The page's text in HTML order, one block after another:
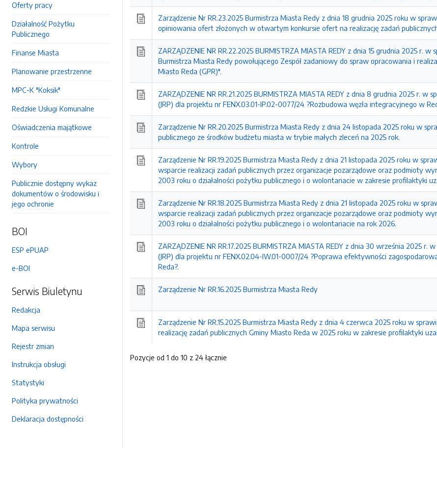
Oferty pracy
Działalność Pożytku
Publicznego
Finanse Miasta
Planowanie przestrzenne
MPC-K "Koksik"
Redzkie Usługi Komunalne
Oświadczenia majątkowe
Kontrole
Wybory
Publicznie dostępny wykaz
dokumentów o środowisku i
jego ochronie
BOI
ESP ePUAP
e-BOI
Serwis Biuletynu
Redakcja
Mapa serwisu
Rejestr zmian
Instrukcja obsługi
Statystyki
Polityka prywatności
Deklaracja dostępności
Zarządzenie Nr RR.23.2025 Burmistrza Miasta Redy z dnia 18 grudnia 2025 roku w
opiniowania ofert złożonych w otwartym konkursie ofert na realizację zadań
ZARZĄDZENIE NR RR.22.2025 BURMISTRZA MIASTA REDY z dnia 15 grudnia 2025 r. w
Burmistrza Miasta Redy powołującego Zespół zadaniowy do spraw opracowania i
Miasto Reda (GPR)".
ZARZĄDZENIE NR RR.21.2025 BURMISTRZA MIASTA REDY z dnia 8 grudnia 2025 r. w
(JRP) dla projektu nr FENX.03.01-IP.02-0077/24 ?Rozbudowa węzła integracyjnego w
Zarządzenie Nr RR.20.2025 Burmistrza Miasta Redy z dnia 24 listopada 2025 roku w
publicznego ze środków budżetu miasta w trybie małych zleceń na 2025 rok.
Zarządzenie Nr RR.19.2025 Burmistrza Miasta Redy z dnia 21 listopada 2025 roku w
wsparcie realizacji zadań publicznych przez organizacje pozarządowe oraz podmioty
2003 roku o działalności pożytku publicznego i o wolontariacie w zakresie profilaktyki
Zarządzenie Nr RR.18.2025 Burmistrza Miasta Redy z dnia 21 listopada 2025 roku w
wsparcie realizacji zadań publicznych przez organizacje pozarządowe oraz podmioty
2003 roku o działalności pożytku publicznego i o wolontariacie na rok 2026.
ZARZĄDZENIE NR RR.17.2025 BURMISTRZA MIASTA REDY z dnia 30 września 2025 r.
(JRP) dla projektu nr FENX.02.04-IW.01-0007/24 ?Poprawa efektywności
Reda?.
Zarządzenie Nr RR.16.2025 Burmistrza Miasta Redy
Zarządzenie Nr RR.15.2025 Burmistrza Miasta Redy z dnia 4 czerwca 2025 roku w
realizację zadań publicznych Gminy Miasto Reda w 2025 roku w zakresie profilaktyki
Pozycje od 1 do 10 z 24 łącznie